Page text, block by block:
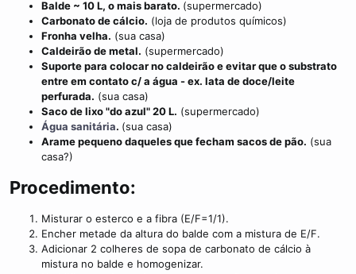
Balde ~ 10 L, o mais barato. (supermercado)
Carbonato de cálcio. (loja de produtos químicos)
Fronha velha. (sua casa)
Caldeirão de metal. (supermercado)
Suporte para colocar no caldeirão e evitar que o substrato
entre em contato c/ a água - ex. lata de doce/leite
perfurada. (sua casa)
Saco de lixo "do azul" 20 L. (supermercado)
Água sanitária. (sua casa)
Arame pequeno daqueles que fecham sacos de pão. (sua
casa?)
Procedimento:
Misturar o esterco e a fibra (E/F=1/1).
Encher metade da altura do balde com a mistura de E/F.
Adicionar 2 colheres de sopa de carbonato de cálcio à
mistura no balde e homogenizar.